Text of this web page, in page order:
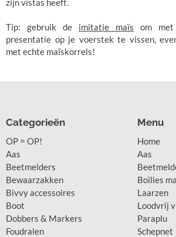
zijn vistas heeft.
Tip: gebruik de imitatie maïs om met
presentatie op je voerstek te vissen,
met echte maïskorrels!
Categorieën
OP = OP!
Aas
Beetmelders
Bewaarzakken
Bivvy accessoires
Boot
Dobbers & Markers
Foudralen
Menu
Home
Aas
Boilies
Laarzen
Loodvrij
Paraplu
Schepnet